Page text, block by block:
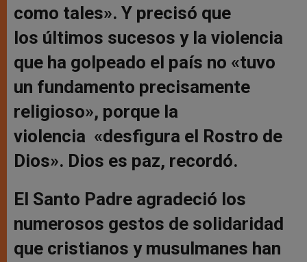
como tales». Y precisó que
los últimos sucesos y la violencia
que ha golpeado el país no «tuvo
un fundamento precisamente
religioso», porque la
violencia «desfigura el Rostro de
Dios». Dios es paz, recordó.
El Santo Padre agradeció los
numerosos gestos de solidaridad
que cristianos y musulmanes han